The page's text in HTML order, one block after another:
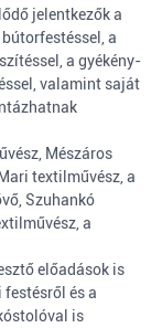
jelentkezők a
a
a gyékény-
valamint saját
Mészáros
textilművész, a
Szuhankó
a
előadások is
és a
is